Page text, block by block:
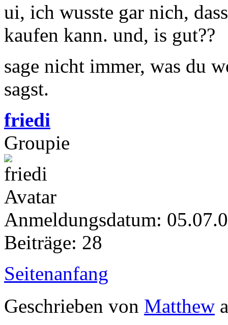
ui, ich wusste gar nich,
kaufen kann. und, is gut??
sage nicht immer, was du
sagst.
friedi
Groupie
Anmeldungsdatum:
Beiträge: 28
Seitenanfang
Geschrieben von Matthew